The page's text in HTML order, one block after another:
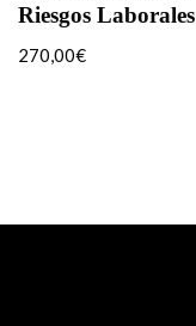
Riesgos Laborales
270,00€